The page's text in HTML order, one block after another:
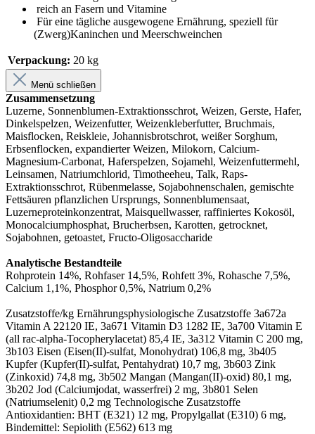
reich an Fasern und Vitamine
Für eine tägliche ausgewogene Ernährung, speziell für
(Zwerg)Kaninchen und Meerschweinchen
Verpackung: 20 kg
Menü schließen
Zusammensetzung
Luzerne, Sonnenblumen-Extraktionsschrot, Weizen, Gerste, Hafer,
Dinkelspelzen, Weizenfutter, Weizenkleberfutter, Bruchmais,
Maisflocken, Reiskleie, Johannisbrotschrot, weißer Sorghum,
Erbsenflocken, expandierter Weizen, Milokorn, Calcium-
Magnesium-Carbonat, Haferspelzen, Sojamehl, Weizenfuttermehl,
Leinsamen, Natriumchlorid, Timotheeheu, Talk, Raps-
Extraktionsschrot, Rübenmelasse, Sojabohnenschalen, gemischte
Fettsäuren pflanzlichen Ursprungs, Sonnenblumensaat,
Luzerneproteinkonzentrat, Maisquellwasser, raffiniertes Kokosöl,
Monocalciumphosphat, Brucherbsen, Karotten, getrocknet,
Sojabohnen, getoastet, Fructo-Oligosaccharide
Analytische Bestandteile
Rohprotein 14%, Rohfaser 14,5%, Rohfett 3%, Rohasche 7,5%,
Calcium 1,1%, Phosphor 0,5%, Natrium 0,2%
Zusatzstoffe/kg Ernährungsphysiologische Zusatzstoffe 3a672a
Vitamin A 22120 IE, 3a671 Vitamin D3 1282 IE, 3a700 Vitamin E
(all rac-alpha-Tocopherylacetat) 85,4 IE, 3a312 Vitamin C 200 mg,
3b103 Eisen (Eisen(II)-sulfat, Monohydrat) 106,8 mg, 3b405
Kupfer (Kupfer(II)-sulfat, Pentahydrat) 10,7 mg, 3b603 Zink
(Zinkoxid) 74,8 mg, 3b502 Mangan (Mangan(II)-oxid) 80,1 mg,
3b202 Jod (Calciumjodat, wasserfrei) 2 mg, 3b801 Selen
(Natriumselenit) 0,2 mg Technologische Zusatzstoffe
Antioxidantien: BHT (E321) 12 mg, Propylgallat (E310) 6 mg,
Bindemittel: Sepiolith (E562) 613 mg